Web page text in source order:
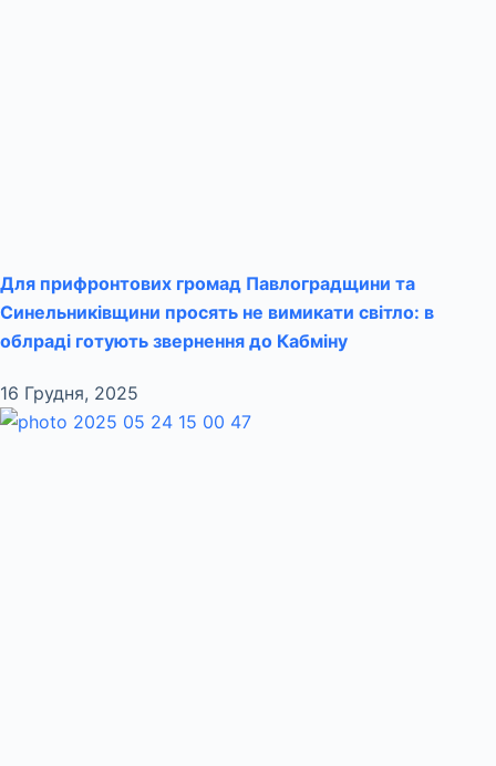
Для прифронтових громад Павлоградщини та
Синельниківщини просять не вимикати світло: в
облраді готують звернення до Кабміну
16 Грудня, 2025